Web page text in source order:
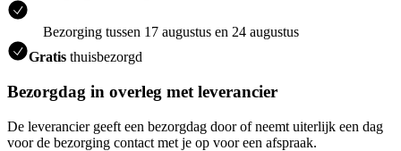
Bezorging tussen 17 augustus en 24 augustus
Gratis thuisbezorgd
Bezorgdag in overleg met leverancier
De leverancier geeft een bezorgdag door of neemt uiterlijk een dag
voor de bezorging contact met je op voor een afspraak.